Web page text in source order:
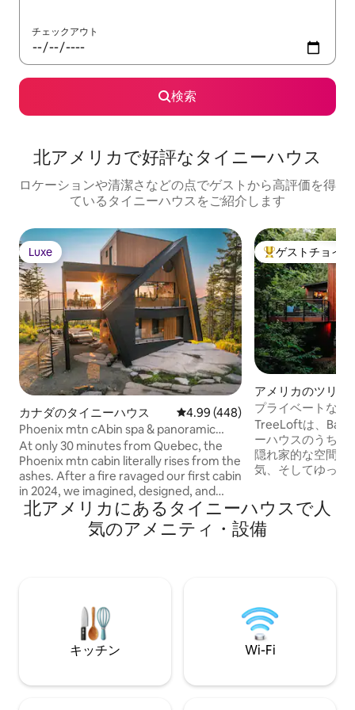
チェックアウト
検索
北アメリカで好評なタイニーハウス
ロケーションや清潔さなどの点でゲストから高評価を得
ているタイニーハウスをご紹介します
Luxe
Luxe
カナダのタイニーハウス レビュー448件、5つ星中4.99つ
4.99 (448)
Phoenix mtn cAbin spa & panoramic
view
At only 30 minutes from Quebec, the
Phoenix mtn cabin literally rises from the
ashes. After a fire ravaged our first cabin
in 2024, we imagined, designed, and
rebuilt a space that allows nature to take
center stage. The architecture is raw yet
thoughtful. The materials, the lines, the
大好評のゲスト
ゲストチョイス
アメリカのツリー
プライベートなツ
天風呂・ジャグジ
TreeLoftは、
ーハウスのうちの
隠れ家的な空間、
気、そしてゆった
セントルイスか
る私有の森林の中
れる快適さと自然
「The TreeRise」
らに高みの広々と
みいただけます。 ロマンチックな旅行、
記念日、自分だけ
図的な旅行に最適
北アメリカにあるタイニーハウスで人
気のアメニティ・設備
キッチン Wi-Fi